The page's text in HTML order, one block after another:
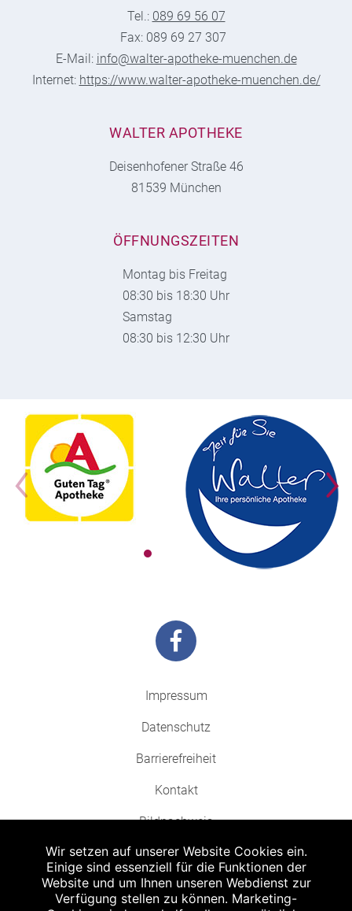
Tel.: 089 69 56 07
Fax: 089 69 27 307
E-Mail: info@walter-apotheke-muenchen.de
Internet: https://www.walter-apotheke-muenchen.de/
WALTER APOTHEKE
Deisenhofener Straße 46
81539 München
ÖFFNUNGSZEITEN
Montag bis Freitag
08:30 bis 18:30 Uhr
Samstag
08:30 bis 12:30 Uhr
Impressum
Datenschutz
Barrierefreiheit
Kontakt
Bildnachweis
Wir setzen auf unserer Website Cookies ein.
Einige sind essenziell für die Funktionen der
Website und um Ihnen unseren Webdienst zur
Verfügung stellen zu können. Marketing-